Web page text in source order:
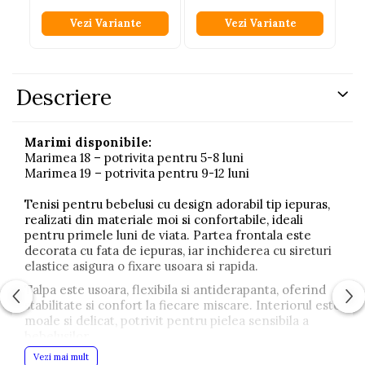
Vezi Variante Vezi Variante
Descriere
Marimi disponibile:
Marimea 18 – potrivita pentru 5-8 luni
Marimea 19 – potrivita pentru 9-12 luni
Tenisi pentru bebelusi cu design adorabil tip iepuras,
realizati din materiale moi si confortabile, ideali
pentru primele luni de viata. Partea frontala este
decorata cu fata de iepuras, iar inchiderea cu sireturi
elastice asigura o fixare usoara si rapida.
Talpa este usoara, flexibila si antiderapanta, oferind
stabilitate si confort la fiecare miscare. Interiorul este
moale si delicat, potrivit pentru pielea sensibila a
Materiale:
Vezi mai mult